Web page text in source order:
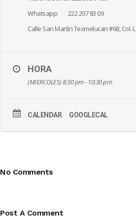
Whatsapp: 222 207 83 09
Calle San Martín Texmelucan #68, Col.
HORA
(MIERCOLES) 8:30 pm - 10:30 pm
CALENDAR GOOGLECAL
No Comments
Post A Comment